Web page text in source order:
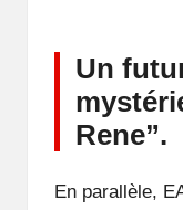
Un
Rene”.
En parallèle,